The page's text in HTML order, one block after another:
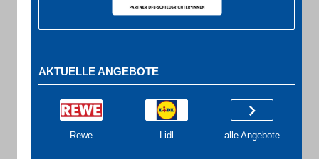
AKTUELLE ANGEBOTE
Rewe Lidl alle Angebote